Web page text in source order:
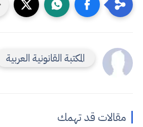
المكتبة القانونية العربية
مقالات قد تهمك